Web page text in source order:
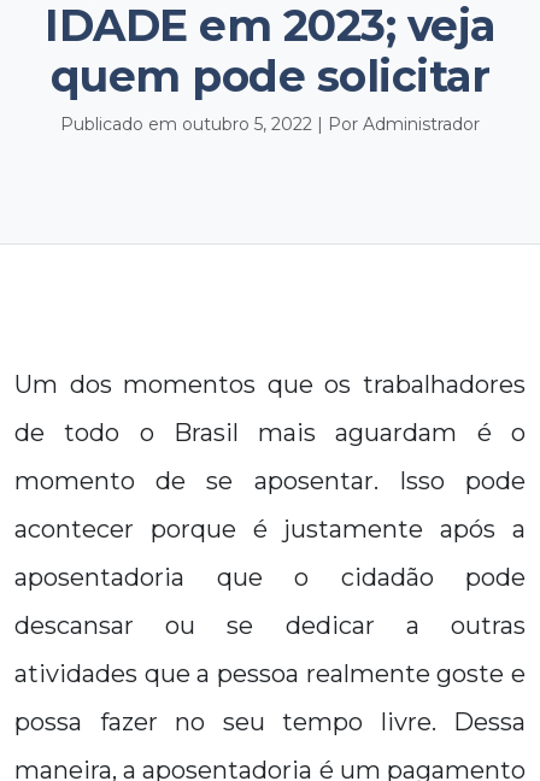
IDADE em 2023; veja
quem pode solicitar
Publicado em outubro 5, 2022 | Por Administrador
Um dos momentos que os trabalhadores
de todo o Brasil mais aguardam é o
momento de se aposentar. Isso pode
acontecer porque é justamente após a
aposentadoria que o cidadão pode
descansar ou se dedicar a outras
atividades que a pessoa realmente goste e
possa fazer no seu tempo livre. Dessa
maneira, a aposentadoria é um pagamento